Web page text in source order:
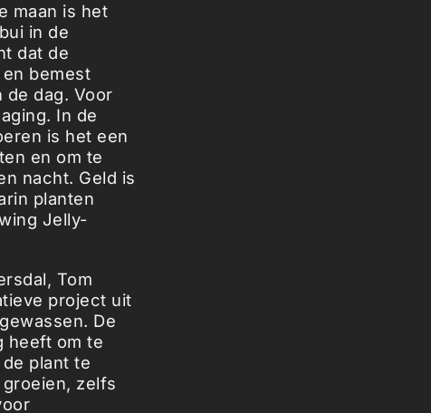
maan is het
in de
dat de
bemest
de dag. Voor
In de
is het een
en om te
nacht. Geld is
planten
Jelly-
Tom
project uit
De
heeft om te
plant te
zelfs